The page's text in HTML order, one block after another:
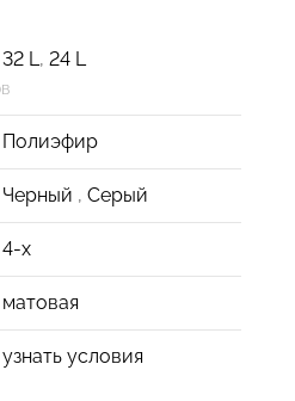
32 L, 24 L
Полиэфир
Черный , Серый
4-х
матовая
узнать условия